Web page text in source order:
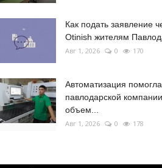
Как подать заявление
Otinish жителям
Авг 1, 2026 0 170
Автоматизация помогла
павлодарской
объем...
Авг 1, 2026 0 178